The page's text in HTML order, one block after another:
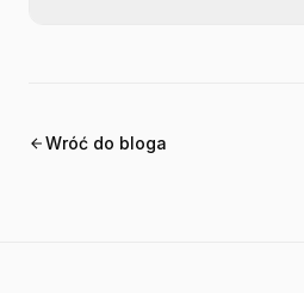
Wróć do bloga